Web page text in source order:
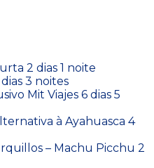
2 dias 1 noite
3 noites
Mit Viajes 6 dias 5
à Ayahuasca 4
– Machu Picchu 2